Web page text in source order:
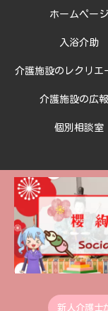
新人介護士
ホームページ
入浴介助
介護施設のレクリエ
介護施設の広
個別相談室